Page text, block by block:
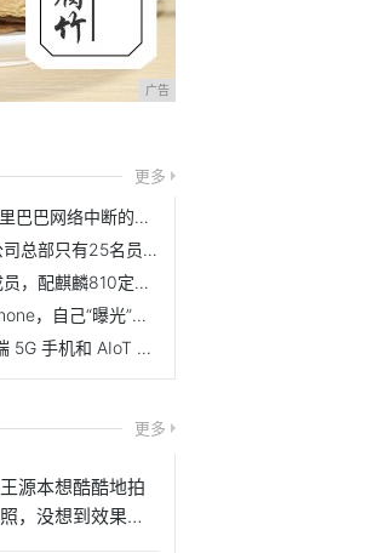
广告
更多
当年那个三分钟就让阿里巴巴网络中断的少年，是一个怎样的人
89岁身家819亿美元 公司总部只有25名员工 赚得却比工商银行还多
华为nova系列增添新成员，配麒麟810定位中端市场
苹果官网惊现无刘海iPhone，自己“曝光”新iPhone
小米 10 年再创业，高端 5G 手机和 AIoT 有多少机会？
更多
王源本想酷酷地拍
照，没想到效果出